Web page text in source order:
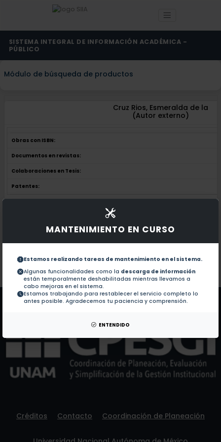
MANTENIMIENTO EN CURSO
Estamos realizando tareas de mantenimiento en el sistema.
Algunas funcionalidades como la descarga de información
están temporalmente deshabilitadas mientras llevamos a
cabo mejoras en el sistema.
Estamos trabajando para restablecer el servicio completo lo
antes posible. Agradecemos tu paciencia y comprensión.
ENTENDIDO
SISTEMA INTEGRAL DE INFORMACIÓN ACADÉMICA -
PÚBLICO
Módulo de búsqueda de productos
Cruz Rios, Esmeralda de la
(Autor externo)
Obras con ISBN:
Documentos en revistas:
Colaboraciones en Tesis:
Patentes:
No hay obras de este autor.
Documentos en revistas:
No hay revistas de este autor.
Patentes: No hay patentes de este autor.
Créditos Contacto Coordinación de Planeación